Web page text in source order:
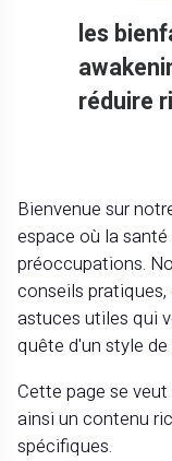
les
réduire
Bienvenue sur
espace où la
préoccupations.
conseils
astuces utiles qui
quête d'un style
Cette page se
ainsi un contenu
spécifiques.